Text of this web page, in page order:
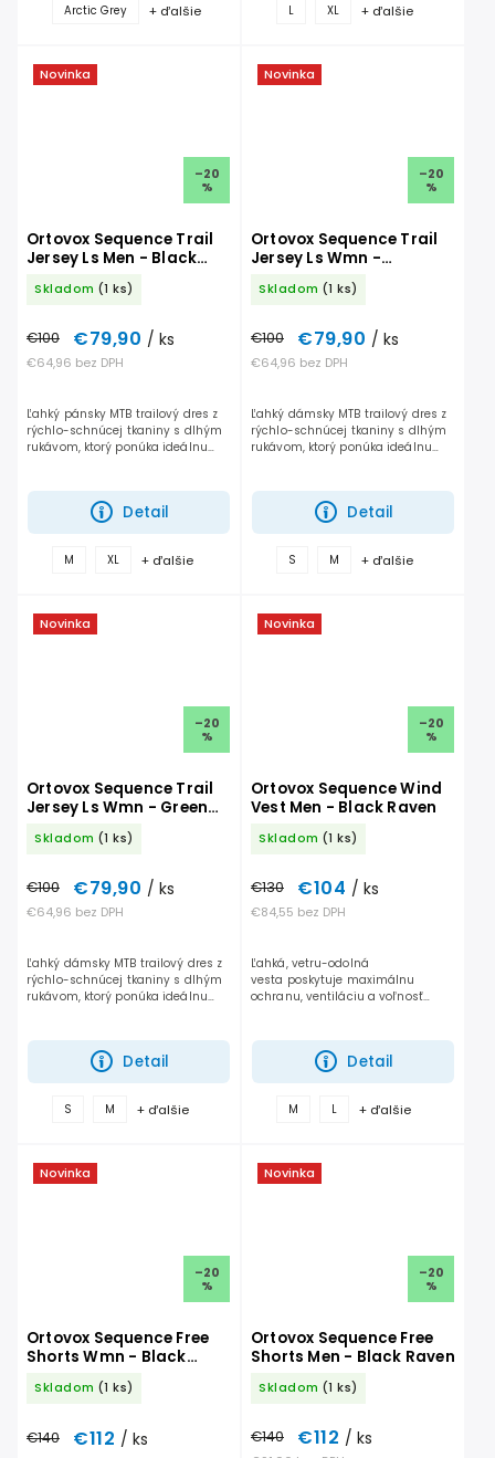
Arctic Grey + ďalšie L XL + ďalšie
Novinka
–20
%
Ortovox Sequence Trail
Jersey Ls Men - Black
Skladom (1 ks)
€64,96 bez DPH
€100 €79,90 / ks
Detail
Ľahký pánsky MTB trailový dres z
rýchlo-schnúcej tkaniny s dlhým
rukávom, ktorý ponúka ideálnu
M XL + ďalšie
Novinka
–20
%
Ortovox Sequence Trail
Jersey Ls Wmn -
Chestnut
Skladom (1 ks)
€64,96 bez DPH
€100 €79,90 / ks
Detail
Ľahký dámsky MTB trailový dres z
rýchlo-schnúcej tkaniny s dlhým
rukávom, ktorý ponúka ideálnu
S M + ďalšie
Novinka
–20
%
Ortovox Sequence Trail
Jersey Ls Wmn - Green
Skladom (1 ks)
€64,96 bez DPH
€100 €79,90 / ks
Detail
Ľahký dámsky MTB trailový dres z
rýchlo-schnúcej tkaniny s dlhým
rukávom, ktorý ponúka ideálnu
S M + ďalšie
Novinka
–20
%
Ortovox Sequence Wind
Vest Men - Black Raven
Skladom (1 ks)
€84,55 bez DPH
€130 €104 / ks
Detail
Ľahká, vetru-odolná
vesta poskytuje maximálnu
ochranu, ventiláciu a voľnosť
M L + ďalšie
Novinka
–20
%
Ortovox Sequence Free
Shorts Wmn - Black
Skladom (1 ks)
€140 €112 / ks
Novinka
–20
%
Ortovox Sequence Free
Shorts Men - Black Raven
Skladom (1 ks)
€140 €112 / ks